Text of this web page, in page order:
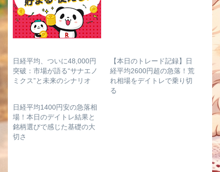
日経平均、ついに48,000円
突破：市場が語る“サナエノ
ミクス”と未来のシナリオ
【本日のトレード記録】日
経平均2600円超の急落！荒
れ相場をデイトレで乗り切
る
日経平均1400円安の急落相
場！本日のデイトレ結果と
銘柄選びで感じた基礎の大
切さ